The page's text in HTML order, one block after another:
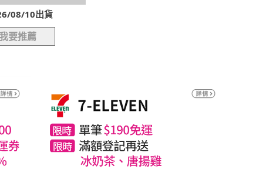
08/10出貨
我要推薦